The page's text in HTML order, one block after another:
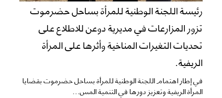
رئيسة اللجنة الوطنية للمرأة بساحل حضرموت
تزور المزارعات في مديرية دوعن للاطلاع على
تحديات التغيرات المناخية وأثرها على المرأة
الريفية.
في إطار اهتمام اللجنة الوطنية للمرأة بساحل حضرموت بقضايا
المرأة الريفية وتعزيز دورها في التنمية المس...